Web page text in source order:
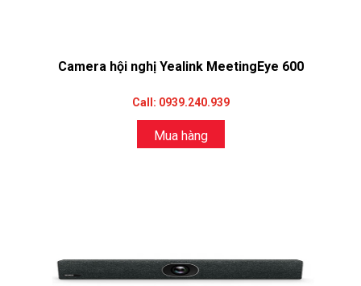
Camera hội nghị Yealink MeetingEye 600
Call: 0939.240.939
Mua hàng